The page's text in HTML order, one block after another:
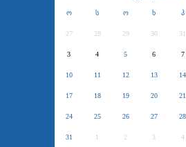
ო ს ო ხ პ
27 28 29 30 31
3 4 5 6 7
10 11 12 13 14
17 18 19 20 21
24 25 26 27 28
31 1 2 3 4